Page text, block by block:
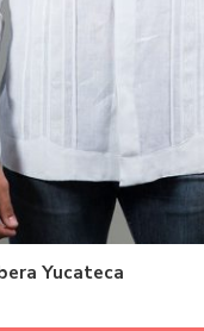
Yucateca